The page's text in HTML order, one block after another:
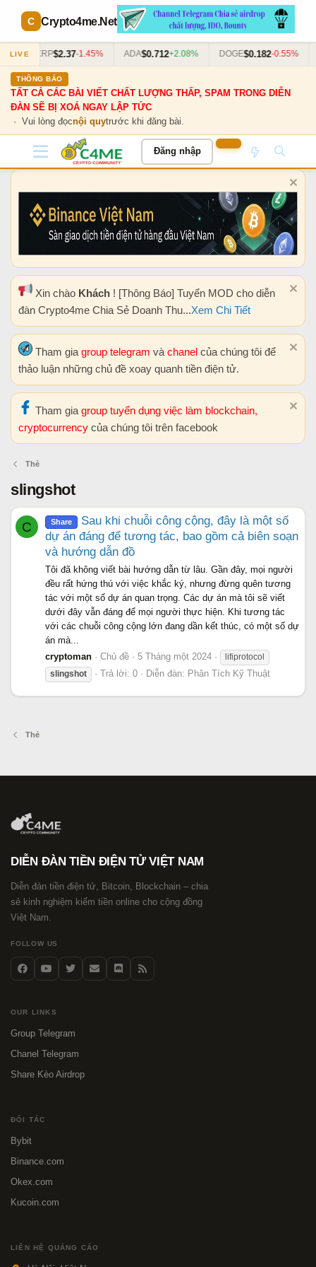
Crypto4me.Net
LIVE XRP$2.37-1.45% ADA$0.712+2.08% DOGE$0.182-0.55%
THÔNG BÁO
TẤT CẢ CÁC BÀI VIẾT CHẤT LƯỢNG THẤP, SPAM TRONG DIỄN
ĐÀN SẼ BỊ XOÁ NGAY LẬP TỨC
· Vui lòng đọcnội quytrước khi đăng bài.
Đăng nhập
Xin chào Khách ! [Thông Báo] Tuyển MOD cho diễn
đàn Crypto4me Chia Sẻ Doanh Thu...Xem Chi Tiết
Tham gia group telegram và chanel của chúng tôi để
thảo luận những chủ đề xoay quanh tiền điện tử.
Tham gia group tuyển dụng việc làm blockchain,
cryptocurrency của chúng tôi trên facebook
Thẻ
slingshot
C Share
Sau khi chuỗi công cộng, đây là một số
dự án đáng để tương tác, bao gồm cả biên soạn
và hướng dẫn đồ
Tôi đã không viết bài hướng dẫn từ lâu. Gần đây, mọi người
đều rất hứng thú với việc khắc ký, nhưng đừng quên tương
tác với một số dự án quan trọng. Các dự án mà tôi sẽ viết
dưới đây vẫn đáng để mọi người thực hiện. Khi tương tác
với các chuỗi công cộng lớn đang dần kết thúc, có một số dự
án mà...
cryptoman
Chủ đề 5 Tháng một 2024
lifiprotocol
slingshot
Trả lời: 0 Diễn đàn: Phân Tích Kỹ Thuật
Thẻ
DIỄN ĐÀN TIỀN ĐIỆN TỬ VIỆT NAM
Diễn đàn tiền điện tử, Bitcoin, Blockchain – chia
sẻ kinh nghiệm kiếm tiền online cho cộng đồng
Việt Nam.
FOLLOW US
OUR LINKS
Group Telegram
Chanel Telegram
Share Kèo Airdrop
ĐỐI TÁC
Bybit
Binance.com
Okex.com
Kucoin.com
LIÊN HỆ QUẢNG CÁO